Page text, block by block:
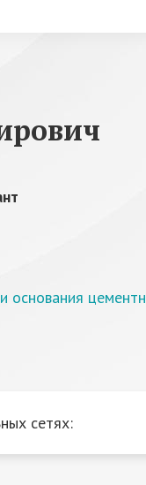
основания
сетях: